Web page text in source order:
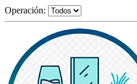
Operación: